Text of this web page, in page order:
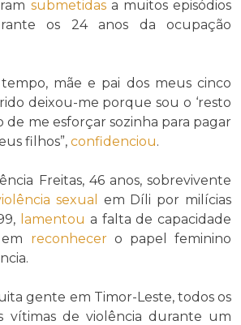
submetidasa muitos episódios
os 24 anos da ocupação
tempo, mãe e pai dos meus cinco
deixou-me porque sou o ‘resto
de me esforçar sozinha para pagar
filhos”, confidenciou.
Freitas, 46 anos, sobrevivente
sexual
em Díli por milícias
lamentou a falta de capacidade
reconhecero papel feminino
gente em Timor-Leste, todos os
vítimas de violência durante um